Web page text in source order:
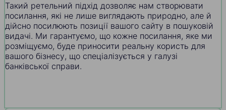
Такий ретельний підхід дозволяє нам створювати
посилання, які не лише виглядають природно, але й
дійсно посилюють позиції вашого сайту в пошуковій
видачі. Ми гарантуємо, що кожне посилання, яке ми
розміщуємо, буде приносити реальну користь для
вашого бізнесу, що спеціалізується у галузі
банківської справи.